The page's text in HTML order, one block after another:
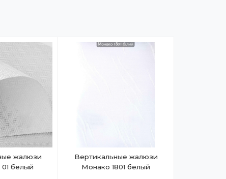
жалюзи
белый
Вертикальные жалюзи
Монако 1801 белый